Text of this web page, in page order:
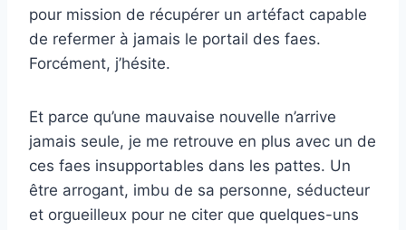
pour mission de récupérer un artéfact capable
de refermer à jamais le portail des faes.
Forcément, j’hésite.
Et parce qu’une mauvaise nouvelle n’arrive
jamais seule, je me retrouve en plus avec un de
ces faes insupportables dans les pattes. Un
être arrogant, imbu de sa personne, séducteur
et orgueilleux pour ne citer que quelques-uns